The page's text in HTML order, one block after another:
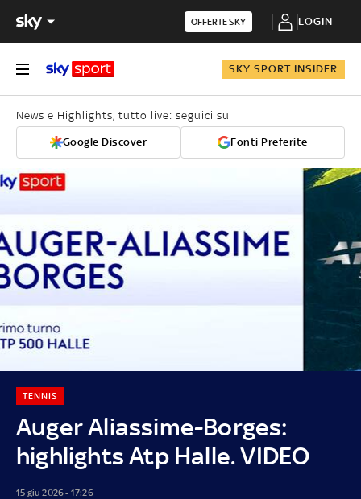
OFFERTE SKY LOGIN
SKY SPORT INSIDER
News e Highlights, tutto live: seguici su
Google Discover Fonti Preferite
Auger Aliassime-Borges:
highlights Atp Halle. VIDEO
TENNIS
15 giu 2026 - 17:26